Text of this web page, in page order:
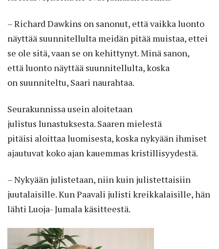
– Richard Dawkins on sanonut, että vaikka luonto
näyttää suunnitellulta meidän pitää muistaa, ettei
se ole sitä, vaan se on kehittynyt. Minä sanon,
että luonto näyttää suunnitellulta, koska
on suunniteltu, Saari naurahtaa.
Seurakunnissa usein aloitetaan
julistus lunastuksesta. Saaren mielestä
pitäisi aloittaa luomisesta, koska nykyään ihmiset
ajautuvat koko ajan kauemmas kristillisyydestä.
– Nykyään julistetaan, niin kuin julistettaisiin
juutalaisille. Kun Paavali julisti kreikkalaisille, hän
lähti Luoja- Jumala käsitteestä.